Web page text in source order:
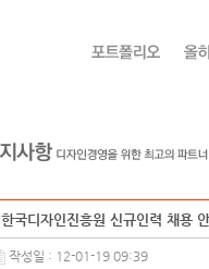
한국디자인진흥원 신규인력 채용
작성일 : 12-01-19 09:39